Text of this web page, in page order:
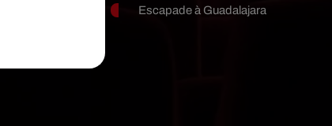
Escapade à Guadalajara